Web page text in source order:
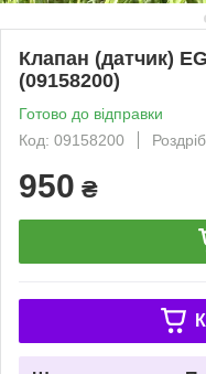
Клапан (датчик)
(09158200)
Готово до відправки
Код: 09158200
Роздріб
950 ₴